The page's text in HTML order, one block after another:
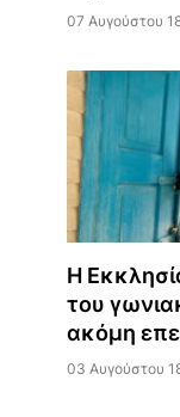
07 Αυγούστου
Η
του
ακόμη
03 Αυγούστου